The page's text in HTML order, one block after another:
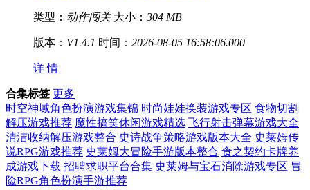
类型： 动作闯关 大小： 304 MB
版本： V1.4.1 时间： 2026-08-05 16:58:06.000
详 情
合集标签 更多
时空神域角色扮演游戏集锦 时尚娃娃换装游戏专区 食物切割
解压游戏推荐 魔性搞笑休闲游戏精选 飞行射击弹幕游戏大全
清洁收纳解压游戏整合 史诗战争策略游戏版本大全 史莱姆传
说RPG游戏推荐 史莱姆大冒险手游版本整合 食之契约卡牌养
成游戏下载 招聘求职平台合集 史莱姆与宝石消除游戏专区 冒
险RPG角色扮演手游推荐